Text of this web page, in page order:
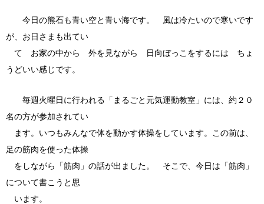
今日の熊石も青い空と青い海です。 風は冷たいので寒いです
が、お日さまも出てい
て お家の中から 外を見ながら 日向ぼっこをするには ちょ
うどいい感じです。
毎週火曜日に行われる「まるごと元気運動教室」には、約２０
名の方が参加されてい
ます。いつもみんなで体を動かす体操をしています。この前は、
足の筋肉を使った体操
をしながら「筋肉」の話が出ました。 そこで、今日は「筋肉」
について書こうと思
います。